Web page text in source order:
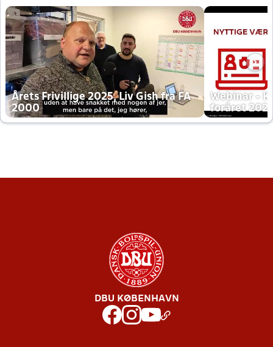
Årets Frivillige 2025, Liv Gish fra FA
2000
Webinar -
foråret
DBU KØBENHAVN